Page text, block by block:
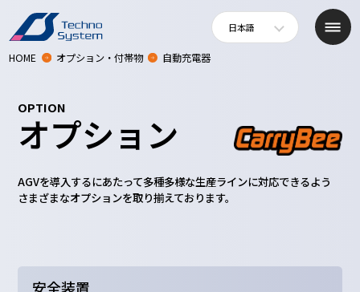
日本語
HOME オプション・付帯物 自動充電器
OPTION
オプション
AGVを導入するにあたって多種多様な生産ラインに対応できるよう
さまざまなオプションを取り揃えております。
安全装置